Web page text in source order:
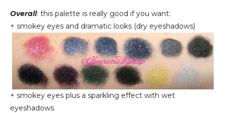
Overall: this palette is really good if you want:
+ smokey eyes and dramatic looks (dry eyeshadows)
+ smokey eyes plus a sparkling effect with wet
eyeshadows